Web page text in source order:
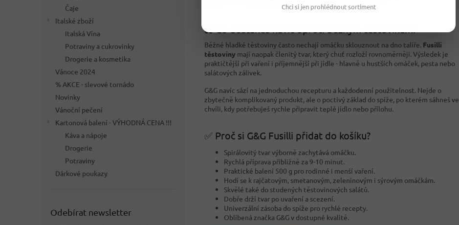
Chci si jen prohlédnout sortiment
Čaje
Italské zboží
Italská Vína
Potraviny a cukrovinky
Drogerie a kosmetika
Vánoce 2024
% AKCE - slevové tornádo
Novinky
Vánoční pečení
Kartonová balení - VÝHODNÁ CENA !!!
Káva a nápoje
Drogerie
Potraviny
Dárkové poukazy
Odebírat newsletter
⚖️ Co dostaneš navíc oproti běžným těstovinám?
Běžné hladké těstoviny často nechají omáčku sklouznout na dno talíře. Fusilli
těstoviny mají naopak členitý tvar, který chuť rozloží rovnoměrněji. Výsledek je
praktičtější při vaření i příjemnější při jídle - hlavně u hustších omáček, pesta nebo
salátových zálivek.
G&G navíc sází na jednoduchou recepturu a každodenní použitelnost. Nejde o
zbytečně komplikovaný produkt, ale o poctivý základ do spíže, po kterém sáhneš ve
chvíli, kdy potřebuješ rychle připravit teplé jídlo nebo přílohu.
✅ Proč si G&G Fusilli přidat do košíku?
Spirálovitý tvar výborně zachytává omáčku.
Rychlá příprava přibližně za 9-10 minut.
Praktické balení 500 g pro rodinné i menší vaření.
Hodí se k rajčatovým, smetanovým, zeleninovým i sýrovým omáčkám.
Skvělé také do studených těstovinových salátů.
Dobře drží tvar po uvaření a scezení.
Univerzální zásoba do spíže pro rychlé recepty.
Oblíbená značka G&G v dostupné kvalitě.